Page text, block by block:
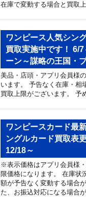
在庫で変動する場合と買取
ワンピース人気シン
買取実施中です！ 6/
ーン～謀略の王国・
美品・店頭・アプリ会員様
います。 予告なく在庫・相
買取上限がございます。 予
ワンピースカード最
ングルカード買取表
12/18～
※表示価格はアプリ会員様
限価格になります。 在庫状
額が予告なく変動する場合
た、お振込対応になる場合